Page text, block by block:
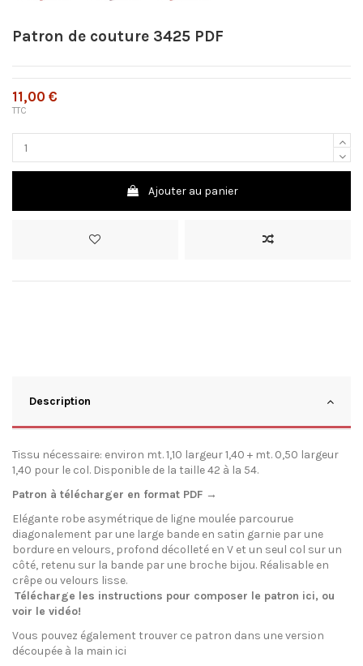
Patron de couture 3425 PDF
11,00 €
TTC
Ajouter au panier
Description
Tissu nécessaire: environ mt. 1,10 largeur 1,40 + mt. 0,50 largeur
1,40 pour le col. Disponible de la taille 42 à la 54.
Patron à télécharger en format PDF →
Elégante robe asymétrique de ligne moulée parcourue
diagonalement par une large bande en satin garnie par une
bordure en velours, profond décolleté en V et un seul col sur un
côté, retenu sur la bande par une broche bijou. Réalisable en
crêpe ou velours lisse.
Télécharge les instructions pour composer le patron ici, ou
voir le vidéo!
Vous pouvez également trouver ce patron dans une version
découpée à la main ici